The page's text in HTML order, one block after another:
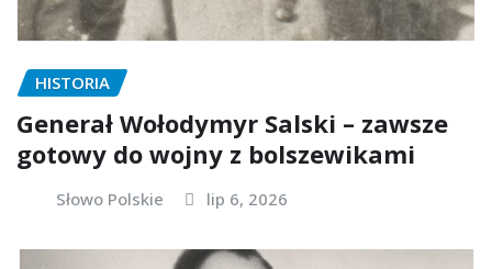
HISTORIA
Generał Wołodymyr Salski – zawsze
gotowy do wojny z bolszewikami
Słowo Polskie lip 6, 2026